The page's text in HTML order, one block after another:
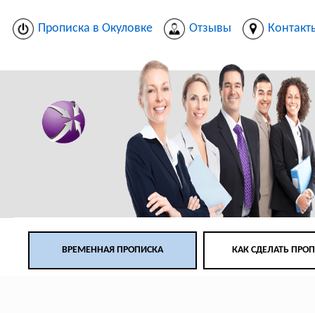
Прописка в Окуловке Отзывы
ВРЕМЕННАЯ ПРОПИСКА КАК СДЕЛАТЬ